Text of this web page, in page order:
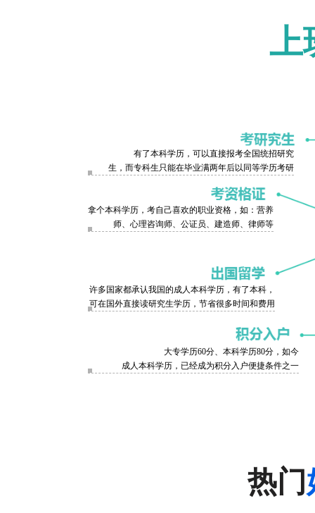
上
有了本科学历，可以直接报考全国统招研究
生，而专科生只能在毕业满两年后以同等学历考研
拿个本科学历，考自己喜欢的职业资格，如：营养
师、心理咨询师、公证员、建造师、律师等
许多国家都承认我国的成人本科学历，有了本科，
可在国外直接读研究生学历，节省很多时间和费用
大专学历60分、本科学历80分，如今
成人本科学历，已经成为积分入户便捷条件之一
热门